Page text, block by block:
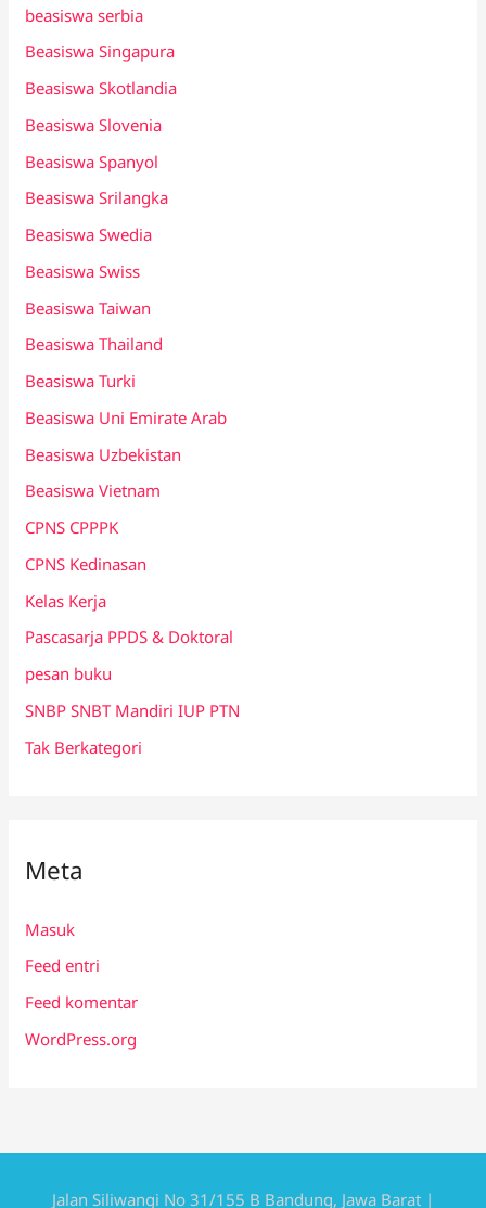
beasiswa serbia
Beasiswa Singapura
Beasiswa Skotlandia
Beasiswa Slovenia
Beasiswa Spanyol
Beasiswa Srilangka
Beasiswa Swedia
Beasiswa Swiss
Beasiswa Taiwan
Beasiswa Thailand
Beasiswa Turki
Beasiswa Uni Emirate Arab
Beasiswa Uzbekistan
Beasiswa Vietnam
CPNS CPPPK
CPNS Kedinasan
Kelas Kerja
Pascasarja PPDS & Doktoral
pesan buku
SNBP SNBT Mandiri IUP PTN
Tak Berkategori
Meta
Masuk
Feed entri
Feed komentar
WordPress.org
Jalan Siliwangi No 31/155 B Bandung, Jawa Barat |